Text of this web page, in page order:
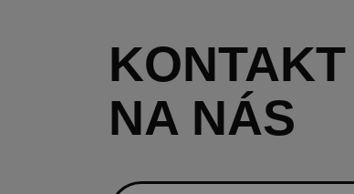
KONTAKT
NA NÁS